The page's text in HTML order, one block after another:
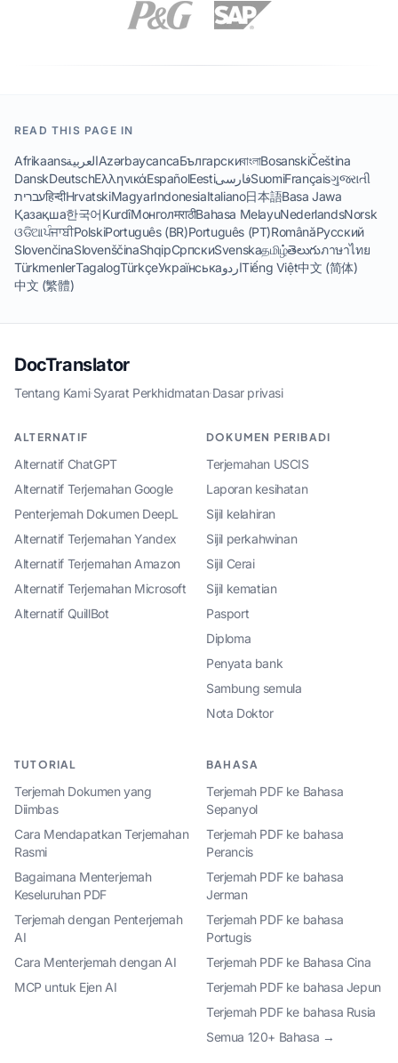
READ THIS PAGE IN
AfrikaansالعربيةAzərbaycancaБългарскиবাংলাBosanskiČeština
DanskDeutschΕλληνικάEspañolEestiفارسیSuomiFrançaisગુજરાતી
עבריתहिन्दीHrvatskiMagyarIndonesiaItaliano日本語Basa Jawa
Қазақша한국어KurdîМонголमराठीBahasa MelayuNederlandsNorsk
ଓଡିଆਪੰਜਾਬੀPolskiPortuguês (BR)Português (PT)RomânăРусский
SlovenčinaSlovenščinaShqipСрпскиSvenskaதமிழ்తెలుగుภาษาไทย
TürkmenlerTagalogTürkçeУкраїнськаاردوTiếng Việt中文 (简体)
中文 (繁體)
DocTranslator
Tentang Kami·Syarat Perkhidmatan·Dasar privasi
ALTERNATIF
Alternatif ChatGPT
Alternatif Terjemahan Google
Penterjemah Dokumen DeepL
Alternatif Terjemahan Yandex
Alternatif Terjemahan Amazon
Alternatif Terjemahan Microsoft
Alternatif QuillBot
DOKUMEN PERIBADI
Terjemahan USCIS
Laporan kesihatan
Sijil kelahiran
Sijil perkahwinan
Sijil Cerai
Sijil kematian
Pasport
Diploma
Penyata bank
Sambung semula
Nota Doktor
TUTORIAL
Terjemah Dokumen yang
Diimbas
Cara Mendapatkan Terjemahan
Rasmi
Bagaimana Menterjemah
Keseluruhan PDF
Terjemah dengan Penterjemah
AI
Cara Menterjemah dengan AI
MCP untuk Ejen AI
BAHASA
Terjemah PDF ke Bahasa
Sepanyol
Terjemah PDF ke bahasa
Perancis
Terjemah PDF ke bahasa
Jerman
Terjemah PDF ke bahasa
Portugis
Terjemah PDF ke Bahasa Cina
Terjemah PDF ke bahasa Jepun
Terjemah PDF ke bahasa Rusia
Semua 120+ Bahasa →